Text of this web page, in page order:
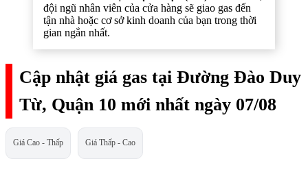
đội ngũ nhân viên của cửa hàng sẽ giao gas đến
tận nhà hoặc cơ sở kinh doanh của bạn trong thời
gian ngắn nhất.
Cập nhật giá gas tại Đường Đào Duy
Từ, Quận 10 mới nhất ngày 07/08
Giá Cao - Thấp Giá Thấp - Cao